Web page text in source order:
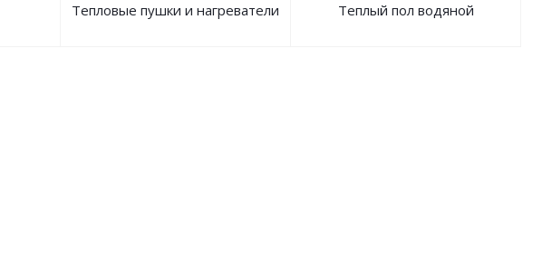
Тепловые пушки и нагреватели Теплый пол водяной